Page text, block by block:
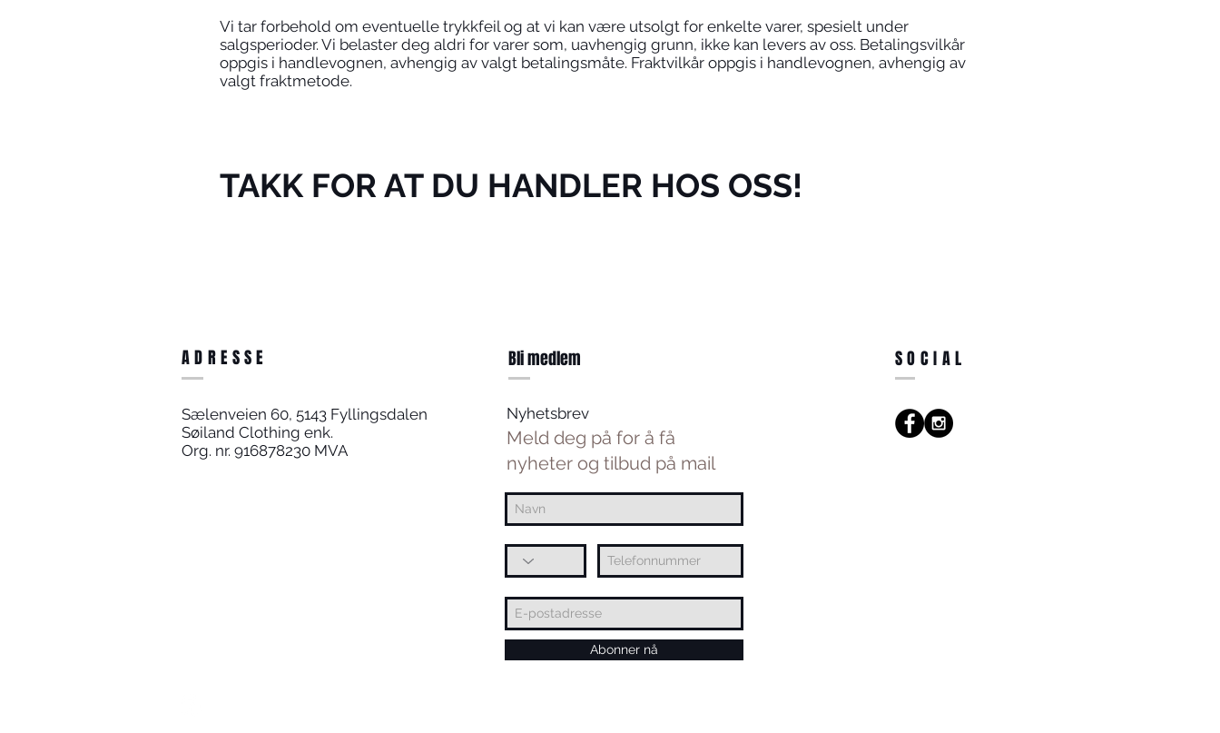
Vi tar forbehold om eventuelle trykkfeil og at vi kan være utsolgt for enkelte varer, spesielt under
salgsperioder. Vi belaster deg aldri for varer som, uavhengig grunn, ikke kan levers av oss. Betalingsvilkår
oppgis i handlevognen, avhengig av valgt betalingsmåte. Fraktvilkår oppgis i handlevognen, avhengig av
valgt fraktmetode.
TAKK FOR AT DU HANDLER HOS OSS!
ADRESSE Bli medlem SOCIAL
Sælenveien 60, 5143 Fyllingsdalen
Søiland Clothing enk.
Org. nr. 916878230 MVA
Nyhetsbrev
Meld deg på for å få
nyheter og tilbud på mail
Abonner nå